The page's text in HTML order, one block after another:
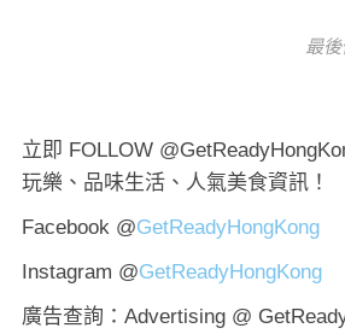
最
立即 FOLLOW
玩樂、品味生活、人氣美食資訊！
Facebook @GetReadyHongKong
Instagram @GetReadyHongKong
廣告查詢：Advertising @